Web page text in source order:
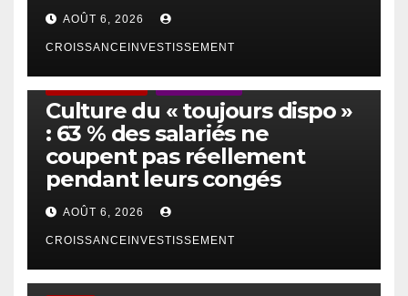
AOÛT 6, 2026
CROISSANCEINVESTISSEMENT
Culture du « toujours dispo »
: 63 % des salariés ne
coupent pas réellement
pendant leurs congés
AOÛT 6, 2026
CROISSANCEINVESTISSEMENT